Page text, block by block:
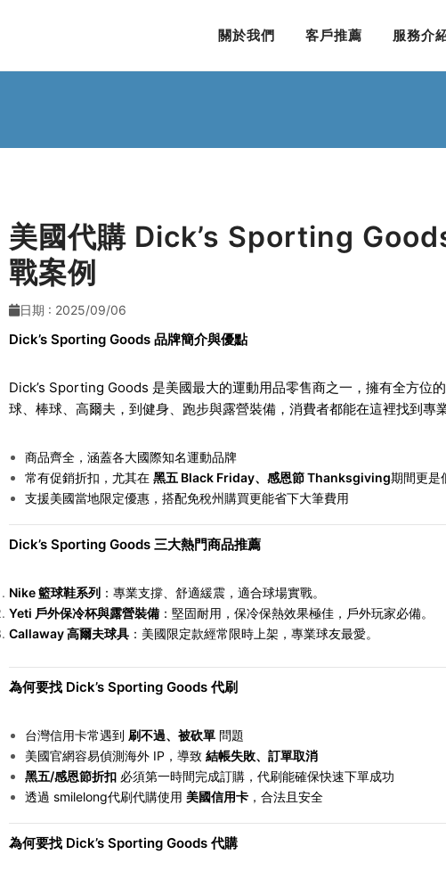
關於我們 客戶推薦 服務介
美國代購 Dick’s Sporting
戰案例
日期 : 2025/09/06
Dick’s Sporting Goods 品牌簡介與優點
Dick’s Sporting Goods 是美國最大的運動用品零售商之一，擁有全方位
球、棒球、高爾夫，到健身、跑步與露營裝備，消費者都能在這裡找到專
商品齊全，涵蓋各大國際知名運動品牌
常有促銷折扣，尤其在 黑五 Black Friday、感恩節 Thanksgiving期間更是
支援美國當地限定優惠，搭配免稅州購買更能省下大筆費用
Dick’s Sporting Goods 三大熱門商品推薦
Nike籃球鞋系列：專業支撐、舒適緩震，適合球場實戰。
Yeti 戶外保冷杯與露營裝備：堅固耐用，保冷保熱效果極佳，戶外玩家必備。
Callaway高爾夫球具：美國限定款經常限時上架，專業球友最愛。
為何要找 Dick’s Sporting Goods 代刷
台灣信用卡常遇到 刷不過、被砍單問題
美國官網容易偵測海外 IP，導致 結帳失敗、訂單取消
黑五/感恩節折扣必須第一時間完成訂購，代刷能確保快速下單成功
透過 smilelong代刷代購使用 美國信用卡，合法且安全
為何要找 Dick’s Sporting Goods 代購